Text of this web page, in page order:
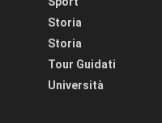
Storia
Storia
Tour Guidati
Università